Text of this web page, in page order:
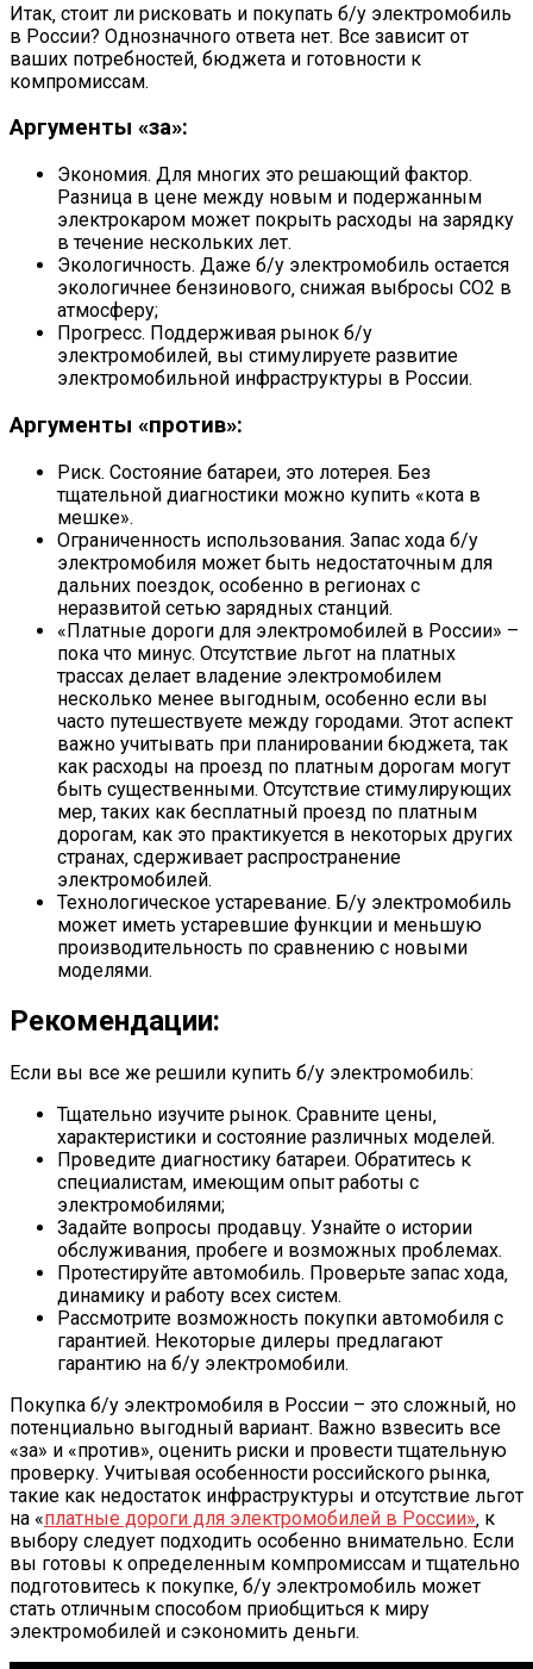
Итак‚ стоит ли рисковать и покупать б/у электромобиль
в России? Однозначного ответа нет. Все зависит от
ваших потребностей‚ бюджета и готовности к
компромиссам.
Аргументы «за»:
Экономия. Для многих это решающий фактор.
Разница в цене между новым и подержанным
электрокаром может покрыть расходы на зарядку
в течение нескольких лет.
Экологичность. Даже б/у электромобиль остается
экологичнее бензинового‚ снижая выбросы CO2 в
атмосферу;
Прогресс. Поддерживая рынок б/у
электромобилей‚ вы стимулируете развитие
электромобильной инфраструктуры в России.
Аргументы «против»:
Риск. Состояние батареи, это лотерея. Без
тщательной диагностики можно купить «кота в
мешке».
Ограниченность использования. Запас хода б/у
электромобиля может быть недостаточным для
дальних поездок‚ особенно в регионах с
неразвитой сетью зарядных станций.
«Платные дороги для электромобилей в России» –
пока что минус. Отсутствие льгот на платных
трассах делает владение электромобилем
несколько менее выгодным‚ особенно если вы
часто путешествуете между городами. Этот аспект
важно учитывать при планировании бюджета‚ так
как расходы на проезд по платным дорогам могут
быть существенными. Отсутствие стимулирующих
мер‚ таких как бесплатный проезд по платным
дорогам‚ как это практикуется в некоторых других
странах‚ сдерживает распространение
электромобилей.
Технологическое устаревание. Б/у электромобиль
может иметь устаревшие функции и меньшую
производительность по сравнению с новыми
моделями.
Рекомендации:
Если вы все же решили купить б/у электромобиль:
Тщательно изучите рынок. Сравните цены‚
характеристики и состояние различных моделей.
Проведите диагностику батареи. Обратитесь к
специалистам‚ имеющим опыт работы с
электромобилями;
Задайте вопросы продавцу. Узнайте о истории
обслуживания‚ пробеге и возможных проблемах.
Протестируйте автомобиль. Проверьте запас хода‚
динамику и работу всех систем.
Рассмотрите возможность покупки автомобиля с
гарантией. Некоторые дилеры предлагают
гарантию на б/у электромобили.
Покупка б/у электромобиля в России – это сложный‚ но
потенциально выгодный вариант. Важно взвесить все
«за» и «против»‚ оценить риски и провести тщательную
проверку. Учитывая особенности российского рынка‚
такие как недостаток инфраструктуры и отсутствие льгот
на «платные дороги для электромобилей в России»‚ к
выбору следует подходить особенно внимательно. Если
вы готовы к определенным компромиссам и тщательно
подготовитесь к покупке‚ б/у электромобиль может
стать отличным способом приобщиться к миру
электромобилей и сэкономить деньги.